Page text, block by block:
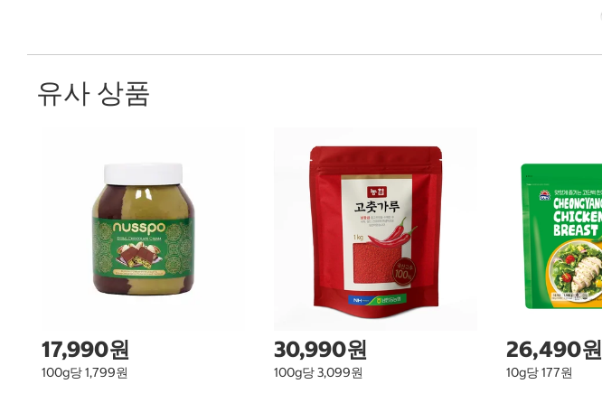
유사 상품
17,990원
100g당 1,799원
30,990원
100g당 3,099원
26,490원
10g당 177원